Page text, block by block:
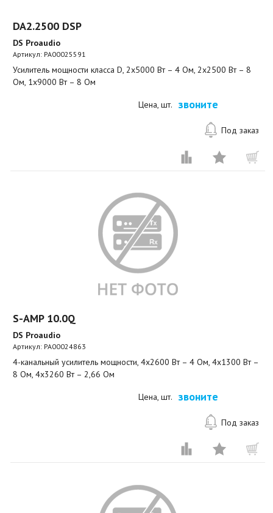
DA2.2500 DSP
DS Proaudio
Артикул: PA00025591
Усилитель мощности класса D, 2х5000 Вт – 4 Ом, 2х2500 Вт – 8
Ом, 1х9000 Вт – 8 Ом
Цена, шт. звоните
Под заказ
S-AMP 10.0Q
DS Proaudio
Артикул: PA00024863
4-канальный усилитель мощности, 4х2600 Вт – 4 Ом, 4х1300 Вт –
8 Ом, 4х3260 Вт – 2,66 Ом
Цена, шт. звоните
Под заказ